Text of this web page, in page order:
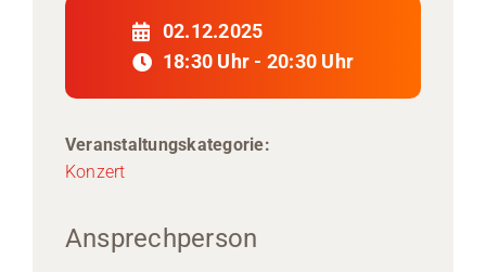
02.12.2025
18:30 Uhr - 20:30 Uhr
Veranstaltungskategorie:
Konzert
Ansprechperson